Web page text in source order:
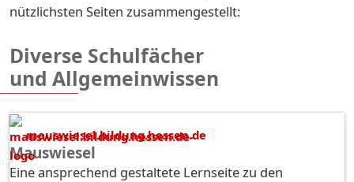
nützlichsten Seiten zusammengestellt:
Diverse Schulfächer
und Allgemeinwissen
mauswiesel.bildung.hessen.de
Mauswiesel
Eine ansprechend gestaltete Lernseite zu den